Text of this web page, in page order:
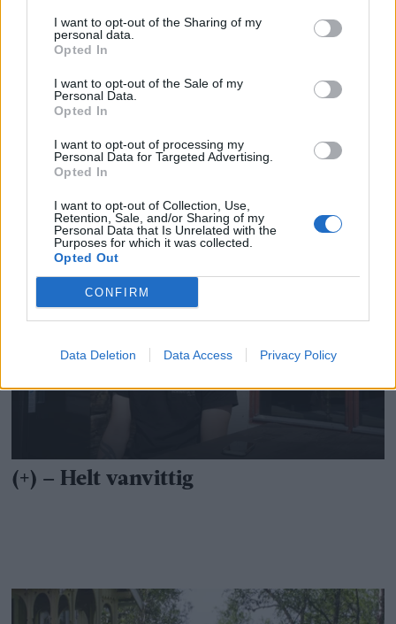
I want to opt-out of the Sharing of my
personal data.
Opted In
I want to opt-out of the Sale of my
Personal Data.
Opted In
I want to opt-out of processing my
Personal Data for Targeted Advertising.
Opted In
I want to opt-out of Collection, Use,
Retention, Sale, and/or Sharing of my
Personal Data that Is Unrelated with the
Purposes for which it was collected.
Opted Out
CONFIRM
Data Deletion Data Access Privacy Policy